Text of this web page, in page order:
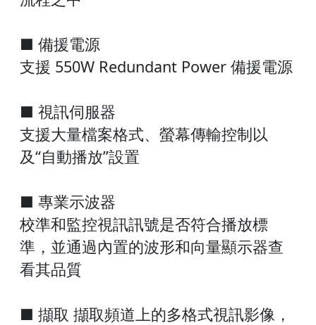
■ 備援電源
支援 550W Redundant Power 備援電源
■ 視訊伺服器
支援大量檔案格式、螢幕傳輸控制以
及“自動播放”設置
■ 專業示波器
校準和監控視訊訊號是否符合播放標
準，並通過內置的波形和向量顯示器查
看其品質
■ 擷取 擷取頻道上的多格式視訊影像，